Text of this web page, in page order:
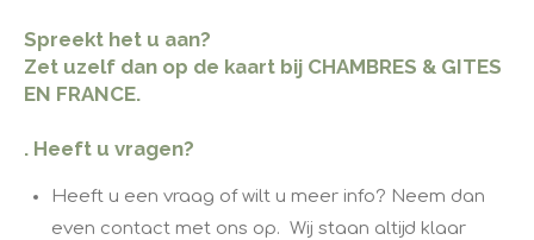
Spreekt het u aan?
Zet uzelf dan op de kaart bij CHAMBRES & GITES
EN FRANCE.
​. Heeft u vragen?
Heeft u een vraag of wilt u meer info? Neem dan
even contact met ons op. ​​ ​Wij staan altijd klaar